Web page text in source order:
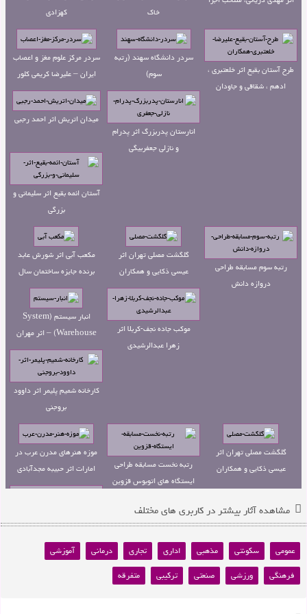
خاک
کهزادی
طرح آستان بقیع اثر خلعتبری ،
ادهم ، شقاقی و جاودان
سردر دانشگاه سهند (رتبه
سوم)
سردر مرکز علوم مغز و اعصاب
ایران – علیرضا کریمی کلور
انارستان پدربزرگ اثر پدرام
و نازلی جعفربیگی
میدان اتریش اثر احمد رجبی
آستان ائمه بقیع اثر سلیمانی و
بزرگی
رتبه سوم مسابقه طراحی
دروازه دانش
گلگشت مصلی تهران اثر
عیسی ذکایی و همکاران
مکعب آبی اثر شورش عابد
برنده جایزه ساختمان سال
۱۳۹۷ ایران
موکب جاده نجف-کربلا اثر
زهرا عبدالرشیدی
انبار سیستم (System
Warehouse) – اثر مهران
خوشرو
کارخانه شمیم پلیمر اثر داوود
بروجنی
گلگشت مصلی تهران اثر
عیسی ذکایی و همکاران
رتبه نخست مسابقه طراحی
ایستگاه های اتوبوس قزوین
موزه هنرهای مدرن عرب در
امارات اثر حبیبه مجدآبادی
رتبه سوم مسابقه طراحی
دروازه دانش
میدان اتریش اثر احمد رجبی
مشاهده آثار بیشتر در کاربری های مختلف
عمومی سکونتی مذهبی اداری تجاری درمانی
آموزشی
فرهنگی
ورزشی صنعتی ترکیبی متفرقه